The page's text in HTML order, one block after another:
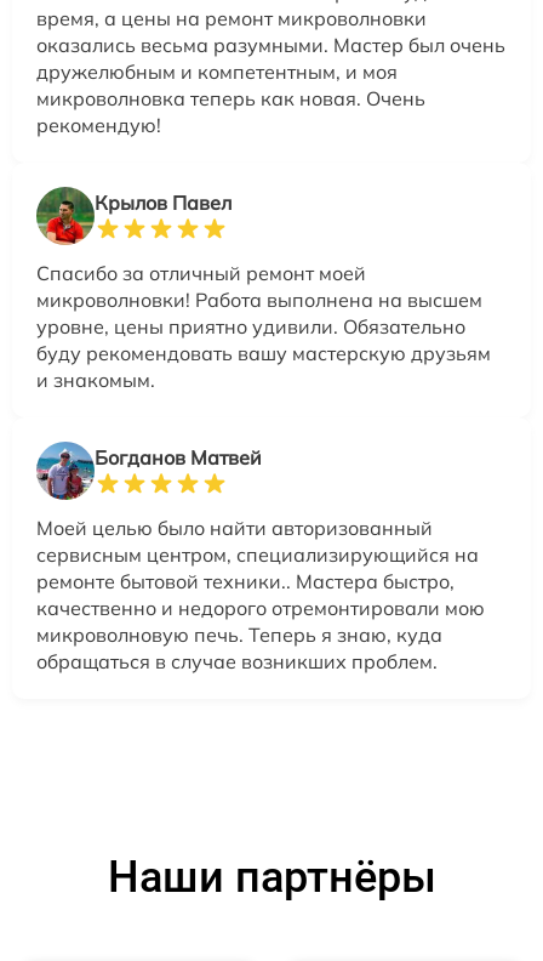
время, а цены на ремонт микроволновки
оказались весьма разумными. Мастер был очень
дружелюбным и компетентным, и моя
микроволновка теперь как новая. Очень
рекомендую!
Крылов Павел
Спасибо за отличный ремонт моей
микроволновки! Работа выполнена на высшем
уровне, цены приятно удивили. Обязательно
буду рекомендовать вашу мастерскую друзьям
и знакомым.
Богданов Матвей
Моей целью было найти авторизованный
сервисным центром, специализирующийся на
ремонте бытовой техники.. Мастера быстро,
качественно и недорого отремонтировали мою
микроволновую печь. Теперь я знаю, куда
обращаться в случае возникших проблем.
Наши партнёры